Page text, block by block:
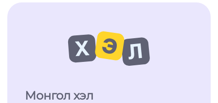
Монгол хэл